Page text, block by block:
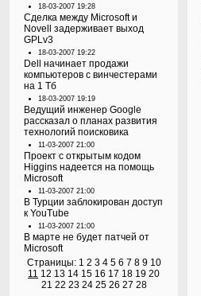
18-03-2007 19:28
Сделка между Microsoft и
Novell задерживает выход
GPLv3
18-03-2007 19:22
Dell начинает продажи
компьютеров с винчестерами
на 1 Тб
18-03-2007 19:19
Ведущий инженер Google
рассказал о планах развития
технологий поисковика
11-03-2007 21:00
Проект с открытым кодом
Higgins надеется на помощь
Microsoft
11-03-2007 21:00
В Турции заблокирован доступ
к YouTube
11-03-2007 21:00
В марте не будет патчей от
Microsoft
Страницы: 1 2 3 4 5 6 7 8 9 10
11 12 13 14 15 16 17 18 19 20
21 22 23 24 25 26 27 28